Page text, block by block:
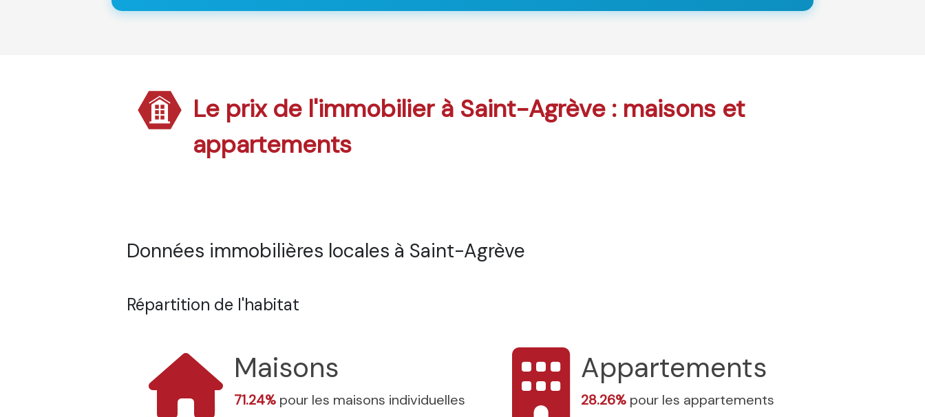
Le prix de l'immobilier à Saint-Agrève : maisons et
appartements
Données immobilières locales à Saint-Agrève
Répartition de l'habitat
Maisons
71.24% pour les maisons individuelles
Appartements
28.26% pour les appartements